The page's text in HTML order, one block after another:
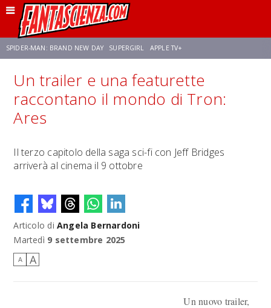
SPIDER-MAN: BRAND NEW DAY SUPERGIRL APPLE TV+
FRANCO RICCIARDIELLO ZENDAYA STAR TREK AVENGERS: DOOMSDAY
Un trailer e una featurette
raccontano il mondo di Tron:
Ares
Il terzo capitolo della saga sci-fi con Jeff Bridges
arriverà al cinema il 9 ottobre
Articolo di Angela Bernardoni
Martedì 9 settembre 2025
A A
Un nuovo trailer,